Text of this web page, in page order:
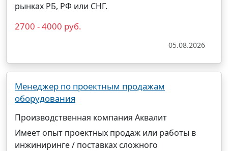
рынках РБ, РФ или СНГ.
2700 - 4000 руб.
05.08.2026
Менеджер по проектным продажам
оборудования
Производственная компания Аквалит
Имеет опыт проектных продаж или работы в
инжиниринге / поставках сложного